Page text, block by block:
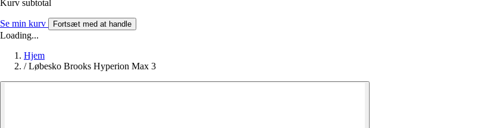
Kurv subtotal
Se min kurv Fortsæt med at handle
Loading...
Hjem
/ Løbesko Brooks Hyperion Max 3